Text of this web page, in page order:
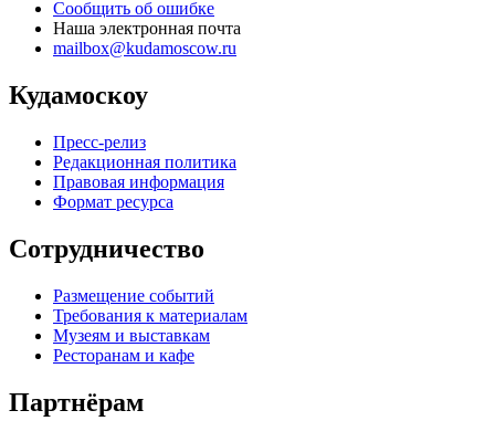
Сообщить об ошибке
Наша электронная почта
mailbox@kudamoscow.ru
Кудамоскоу
Пресс-релиз
Редакционная политика
Правовая информация
Формат ресурса
Сотрудничество
Размещение событий
Требования к материалам
Музеям и выставкам
Ресторанам и кафе
Партнёрам